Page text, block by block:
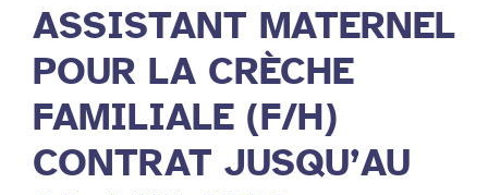
ASSISTANT MATERNEL
POUR LA CRÈCHE
FAMILIALE (F/H)
CONTRAT JUSQU’AU